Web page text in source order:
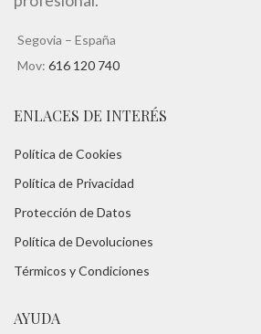
Segovia – España
Mov: 616 120 740
ENLACES DE INTERÉS
Política de Cookies
Política de Privacidad
Protección de Datos
Política de Devoluciones
Térmicos y Condiciones
AYUDA